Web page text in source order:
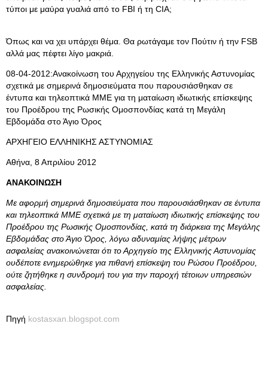
τύποι με μαύρα γυαλιά από το FBI ή τη CIA;
Όπως και να χει υπάρχει θέμα. Θα ρωτάγαμε τον Πούτιν ή την FSB
αλλά μας πέφτει λίγο μακριά.
08-04-2012:Ανακοίνωση του Αρχηγείου της Ελληνικής Αστυνομίας
σχετικά με σημερινά δημοσιεύματα που παρουσιάσθηκαν σε
έντυπα και τηλεοπτικά ΜΜΕ για τη ματαίωση ιδιωτικής επίσκεψης
του Προέδρου της Ρωσικής Ομοσπονδίας κατά τη Μεγάλη
Εβδομάδα στο Άγιο Όρος
ΑΡΧΗΓΕΙΟ ΕΛΛΗΝΙΚΗΣ ΑΣΤΥΝΟΜΙΑΣ
Αθήνα, 8 Απριλίου 2012
ΑΝΑΚΟΙΝΩΣΗ
Με αφορμή σημερινά δημοσιεύματα που παρουσιάσθηκαν σε έντυπα
και τηλεοπτικά ΜΜΕ σχετικά με τη ματαίωση ιδιωτικής επίσκεψης του
Προέδρου της Ρωσικής Ομοσπονδίας, κατά τη διάρκεια της Μεγάλης
Εβδομάδας στο Άγιο Όρος, λόγω αδυναμίας λήψης μέτρων
ασφαλείας ανακοινώνεται ότι το Αρχηγείο της Ελληνικής Αστυνομίας
ουδέποτε ενημερώθηκε για πιθανή επίσκεψη του Ρώσου Προέδρου,
ούτε ζητήθηκε η συνδρομή του για την παροχή τέτοιων υπηρεσιών
ασφαλείας.
Πηγή kostasxan.blogspot.com